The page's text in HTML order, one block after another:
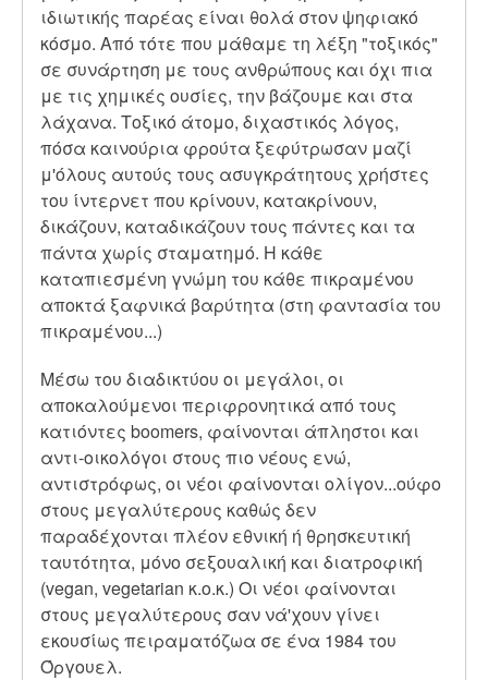
ιδιωτικής παρέας είναι θολά στον ψηφιακό
κόσμο. Από τότε που μάθαμε τη λέξη "τοξικός"
σε συνάρτηση με τους ανθρώπους και όχι πια
με τις χημικές ουσίες, την βάζουμε και στα
λάχανα. Τοξικό άτομο, διχαστικός λόγος,
πόσα καινούρια φρούτα ξεφύτρωσαν μαζί
μ'όλους αυτούς τους ασυγκράτητους χρήστες
του ίντερνετ που κρίνουν, κατακρίνουν,
δικάζουν, καταδικάζουν τους πάντες και τα
πάντα χωρίς σταματημό. Η κάθε
καταπιεσμένη γνώμη του κάθε πικραμένου
αποκτά ξαφνικά βαρύτητα (στη φαντασία του
πικραμένου...)
Μέσω του διαδικτύου οι μεγάλοι, οι
αποκαλούμενοι περιφρονητικά από τους
κατιόντες boomers, φαίνονται άπληστοι και
αντι-οικολόγοι στους πιο νέους ενώ,
αντιστρόφως, οι νέοι φαίνονται ολίγον...ούφο
στους μεγαλύτερους καθώς δεν
παραδέχονται πλέον εθνική ή θρησκευτική
ταυτότητα, μόνο σεξουαλική και διατροφική
(vegan, vegetarian κ.ο.κ.) Οι νέοι φαίνονται
στους μεγαλύτερους σαν νά'χουν γίνει
εκουσίως πειραματόζωα σε ένα 1984 του
Όργουελ.